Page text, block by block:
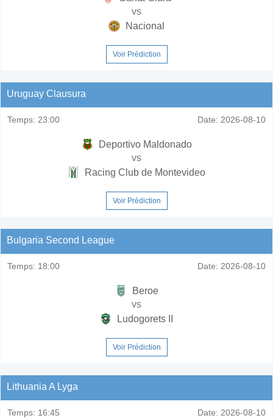
vs
Nacional
Voir Prédiction
Uruguay Clausura
Temps: 23:00 Date: 2026-08-10
Deportivo Maldonado
vs
Racing Club de Montevideo
Voir Prédiction
Bulgaria Second League
Temps: 18:00 Date: 2026-08-10
Beroe
vs
Ludogorets II
Voir Prédiction
Lithuania A Lyga
Temps: 16:45 Date: 2026-08-10